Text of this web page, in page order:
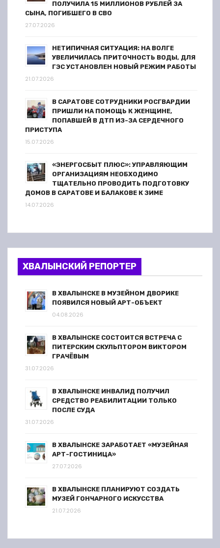
ПОЛУЧИЛА 15 МИЛЛИОНОВ РУБЛЕЙ ЗА
СЫНА, ПОГИБШЕГО В СВО
27.07.2026
НЕТИПИЧНАЯ СИТУАЦИЯ: НА ВОЛГЕ
УВЕЛИЧИЛАСЬ ПРИТОЧНОСТЬ ВОДЫ, ДЛЯ
ГЭС УСТАНОВЛЕН НОВЫЙ РЕЖИМ РАБОТЫ
21.07.2026
В САРАТОВЕ СОТРУДНИКИ РОСГВАРДИИ
ПРИШЛИ НА ПОМОЩЬ К ЖЕНЩИНЕ,
ПОПАВШЕЙ В ДТП ИЗ-ЗА СЕРДЕЧНОГО
ПРИСТУПА
15.07.2026
«ЭНЕРГОСБЫТ ПЛЮС»: УПРАВЛЯЮЩИМ
ОРГАНИЗАЦИЯМ НЕОБХОДИМО
ТЩАТЕЛЬНО ПРОВОДИТЬ ПОДГОТОВКУ
ДОМОВ В САРАТОВЕ И БАЛАКОВЕ К ЗИМЕ
14.07.2026
ХВАЛЫНСКИЙ РЕПОРТЕР
В ХВАЛЫНСКЕ В МУЗЕЙНОМ ДВОРИКЕ
ПОЯВИЛСЯ НОВЫЙ АРТ-ОБЪЕКТ
04.08.2026
В ХВАЛЫНСКЕ СОСТОИТСЯ ВСТРЕЧА С
ПИТЕРСКИМ СКУЛЬПТОРОМ ВИКТОРОМ
ГРАЧЁВЫМ
31.07.2026
В ХВАЛЫНСКЕ ИНВАЛИД ПОЛУЧИЛ
СРЕДСТВО РЕАБИЛИТАЦИИ ТОЛЬКО
ПОСЛЕ СУДА
31.07.2026
В ХВАЛЫНСКЕ ЗАРАБОТАЕТ «МУЗЕЙНАЯ
АРТ-ГОСТИНИЦА»
27.07.2026
В ХВАЛЫНСКЕ ПЛАНИРУЮТ СОЗДАТЬ
МУЗЕЙ ГОНЧАРНОГО ИСКУССТВА
21.07.2026